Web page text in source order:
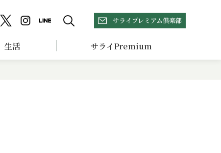
サライプレミアム倶楽部
生活 サライPremium